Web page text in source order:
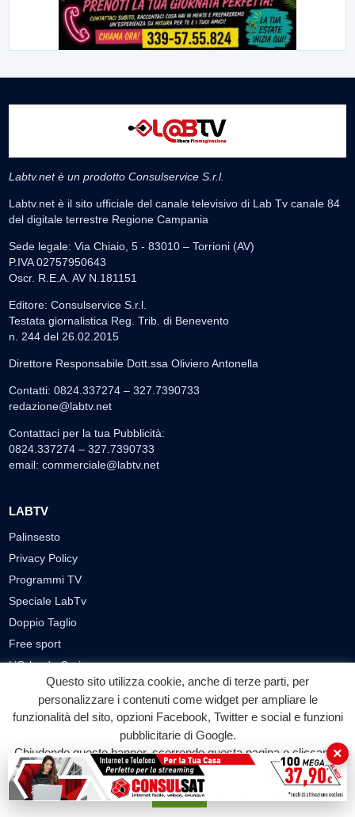
Labtv.net è un prodotto Consulservice S.r.l.
Labtv.net è il sito ufficiale del canale televisivo di Lab Tv canale 84
del digitale terrestre Regione Campania
Sede legale: Via Chiaio, 5 - 83010 – Torrioni (AV)
P.IVA 02757950643
Oscr. R.E.A. AV N.181151
Editore: Consulservice S.r.l.
Testata giornalistica Reg. Trib. di Benevento
n. 244 del 26.02.2015
Direttore Responsabile Dott.ssa Oliviero Antonella
Contatti: 0824.337274 – 327.7390733
redazione@labtv.net
Contattaci per la tua Pubblicità:
0824.337274 – 327.7390733
email: commerciale@labtv.net
LABTV
Palinsesto
Privacy Policy
Programmi TV
Speciale LabTv
Doppio Taglio
Free sport
L’Orlando Curioso
La Bottega di Filosofia
Labnews
Parliamo di…
Ricomincio da me
Questo sito utilizza cookie, anche di terze parti, per
personalizzare i contenuti come widget per ampliare le
funzionalità del sito, opzioni Facebook, Twitter e social e funzioni
pubblicitarie di Google.
Chiudendo questo banner, scorrendo questa pagina o cliccando
su qualunque suo elemento acconsenti all'uso dei cookie.
Accetta
×